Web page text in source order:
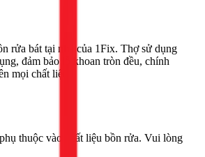
rửa bát tại nhà của 1Fix. Thợ sử dụng
đảm bảo lỗ khoan tròn đều, chính
mọi chất liệu.
thuộc vào chất liệu bồn rửa. Vui lòng